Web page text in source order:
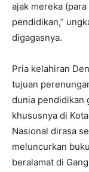
ajak mereka
pendidikan,”
digagasnya.
Pria kelahiran
tujuan
dunia pendidikan
khususnya di
Nasional dirasa
meluncurkan
beralamat di